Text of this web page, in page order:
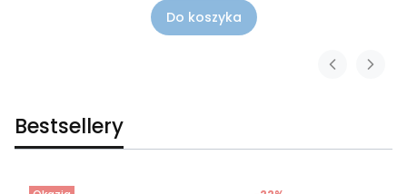
Do koszyka
Bestsellery